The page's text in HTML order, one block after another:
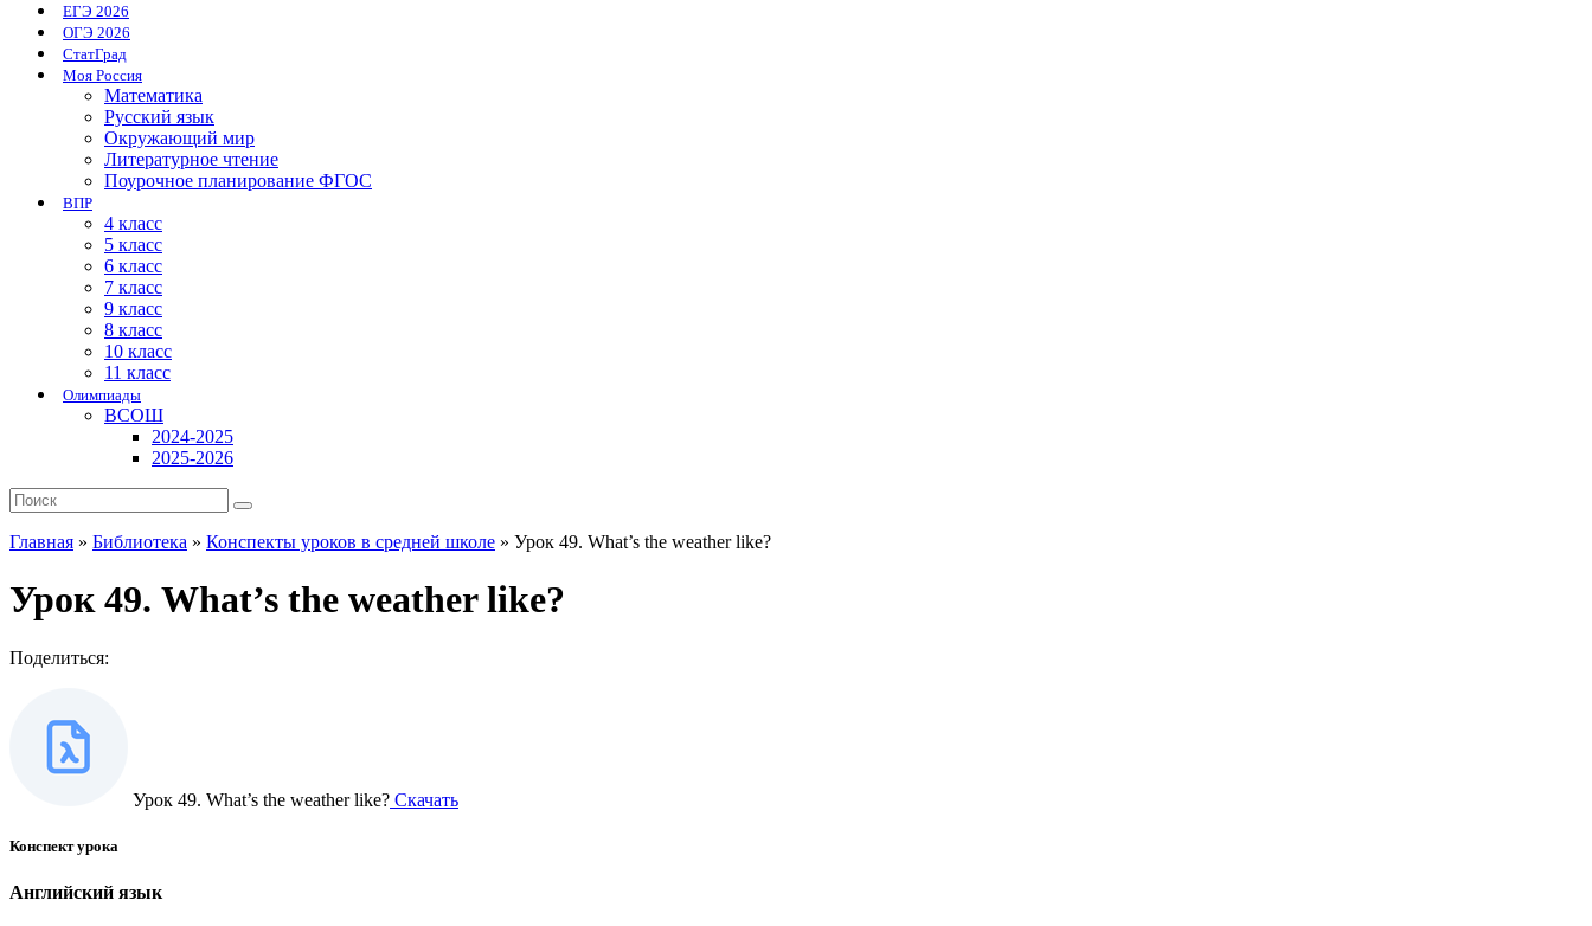
ЕГЭ 2026
ОГЭ 2026
СтатГрад
Моя Россия
Математика
Русский язык
Окружающий мир
Литературное чтение
Поурочное планирование ФГОС
ВПР
4 класс
5 класс
6 класс
7 класс
9 класс
8 класс
10 класс
11 класс
Олимпиады
ВСОШ
2024-2025
2025-2026
Главная » Библиотека » Конспекты уроков в средней школе » Урок 49. What’s the weather like?
Урок 49. What’s the weather like?
Поделиться:
Урок 49. What’s the weather like? Скачать
Конспект урока
Английский язык